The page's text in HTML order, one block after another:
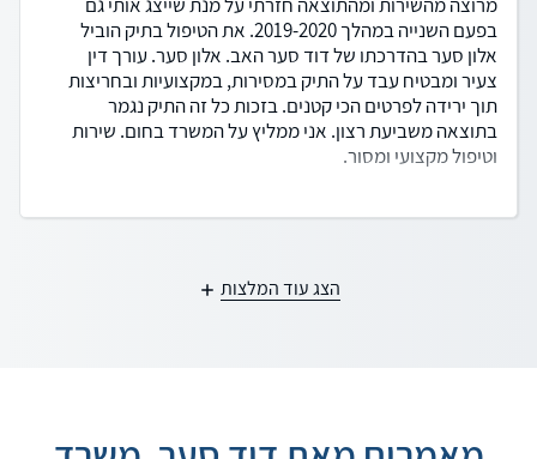
בפעם השנייה במהלך 2019-2020. את הטיפול בתיק הוביל
אלון סער בהדרכתו של דוד סער האב. אלון סער. עורך דין
צעיר ומבטיח עבד על התיק במסירות, במקצועיות ובחריצות
תוך ירידה לפרטים הכי קטנים. בזכות כל זה התיק נגמר
בתוצאה משביעת רצון. אני ממליץ על המשרד בחום. שירות
וטיפול מקצועי ומסור.
הצג עוד המלצות